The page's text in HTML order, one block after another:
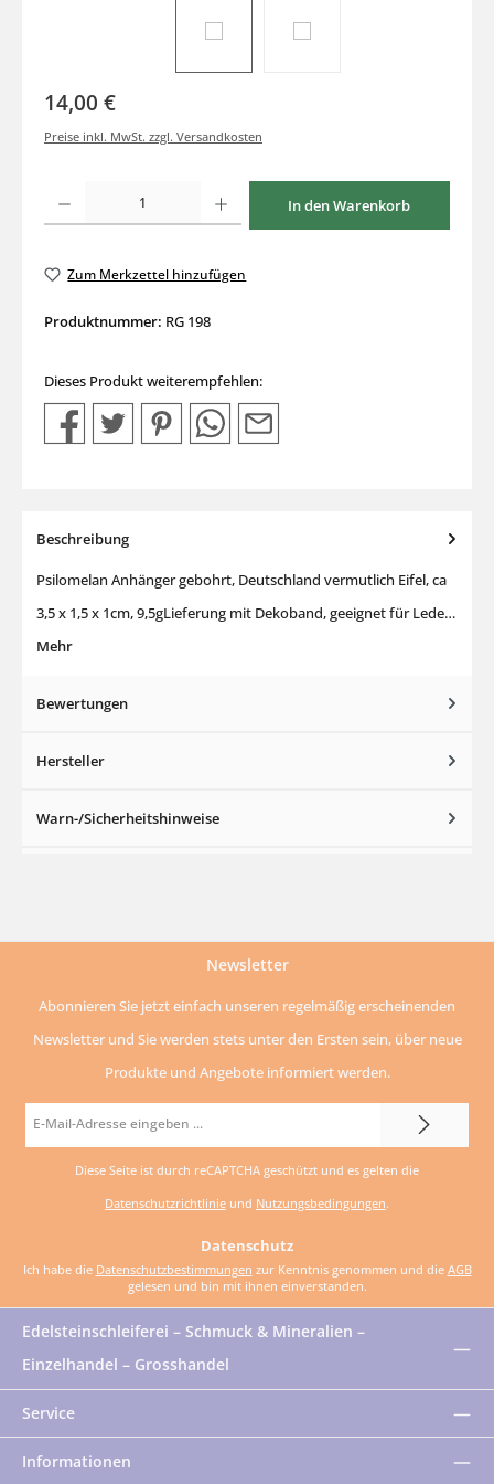
14,00 €
Preise inkl. MwSt. zzgl. Versandkosten
Produkt Anzahl: Gib den gewünschten Wert ein oder benutze die Schaltflächen um
In den Warenkorb
Zum Merkzettel hinzufügen
Produktnummer: RG 198
Dieses Produkt weiterempfehlen:
Beschreibung
Psilomelan Anhänger gebohrt, Deutschland vermutlich Eifel, ca
3,5 x 1,5 x 1cm, 9,5gLieferung mit Dekoband, geeignet für Lede…
Mehr
Bewertungen
Hersteller
Warn-/Sicherheitshinweise
Newsletter
Abonnieren Sie jetzt einfach unseren regelmäßig erscheinenden
Newsletter und Sie werden stets unter den Ersten sein, über neue
Produkte und Angebote informiert werden.
E-
Mail-
Diese Seite ist durch reCAPTCHA geschützt und es gelten die
Datenschutzrichtlinie und Nutzungsbedingungen.
Datenschutz
Ich habe die Datenschutzbestimmungen zur Kenntnis genommen und die AGB
gelesen und bin mit ihnen einverstanden.
Edelsteinschleiferei – Schmuck & Mineralien –
Einzelhandel – Grosshandel
Service
Informationen